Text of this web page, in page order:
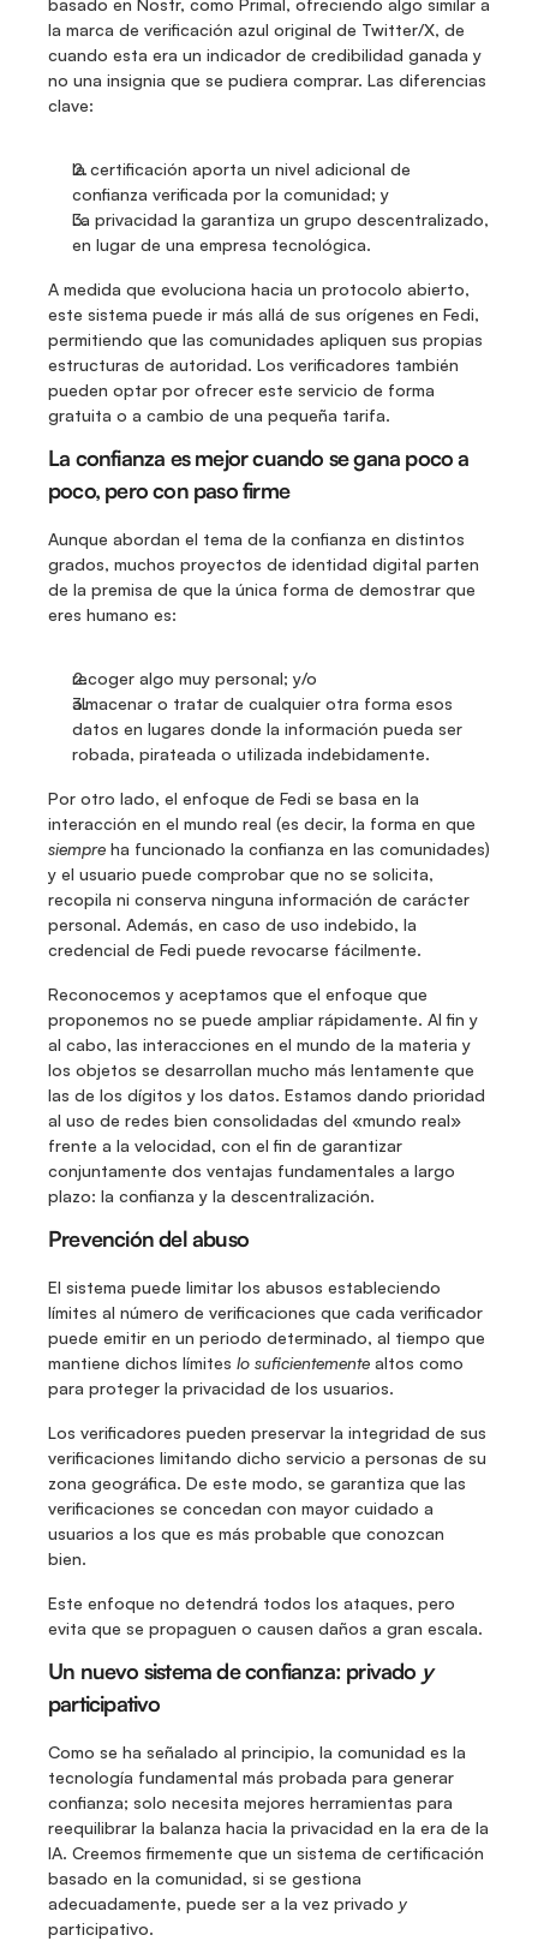
basado en Nostr, como Primal, ofreciendo algo similar a
la marca de verificación azul original de Twitter/X, de
cuando esta era un indicador de credibilidad ganada y
no una insignia que se pudiera comprar. Las diferencias
clave:
la certificación aporta un nivel adicional de
confianza verificada por la comunidad; y
La privacidad la garantiza un grupo descentralizado,
en lugar de una empresa tecnológica.
A medida que evoluciona hacia un protocolo abierto,
este sistema puede ir más allá de sus orígenes en Fedi,
permitiendo que las comunidades apliquen sus propias
estructuras de autoridad. Los verificadores también
pueden optar por ofrecer este servicio de forma
gratuita o a cambio de una pequeña tarifa.
La confianza es mejor cuando se gana poco a
poco, pero con paso firme
Aunque abordan el tema de la confianza en distintos
grados, muchos proyectos de identidad digital parten
de la premisa de que la única forma de demostrar que
eres humano es:
recoger algo muy personal; y/o
almacenar o tratar de cualquier otra forma esos
datos en lugares donde la información pueda ser
robada, pirateada o utilizada indebidamente.
Por otro lado, el enfoque de Fedi se basa en la
siempre ha funcionado la confianza en las comunidades)
y el usuario puede comprobar que no se solicita,
recopila ni conserva ninguna información de carácter
personal. Además, en caso de uso indebido, la
credencial de Fedi puede revocarse fácilmente.
Reconocemos y aceptamos que el enfoque que
proponemos no se puede ampliar rápidamente. Al fin y
al cabo, las interacciones en el mundo de la materia y
los objetos se desarrollan mucho más lentamente que
las de los dígitos y los datos. Estamos dando prioridad
al uso de redes bien consolidadas del «mundo real»
frente a la velocidad, con el fin de garantizar
conjuntamente dos ventajas fundamentales a largo
plazo: la confianza y la descentralización.
Prevención del abuso
El sistema puede limitar los abusos estableciendo
límites al número de verificaciones que cada verificador
puede emitir en un periodo determinado, al tiempo que
mantiene dichos límites lo suficientemente altos como
para proteger la privacidad de los usuarios.
Los verificadores pueden preservar la integridad de sus
verificaciones limitando dicho servicio a personas de su
zona geográfica. De este modo, se garantiza que las
verificaciones se concedan con mayor cuidado a
usuarios a los que es más probable que conozcan
bien.
Este enfoque no detendrá todos los ataques, pero
evita que se propaguen o causen daños a gran escala.
Un nuevo sistema de confianza: privado y
participativo
Como se ha señalado al principio, la comunidad es la
tecnología fundamental más probada para generar
confianza; solo necesita mejores herramientas para
reequilibrar la balanza hacia la privacidad en la era de la
IA. Creemos firmemente que un sistema de certificación
basado en la comunidad, si se gestiona
adecuadamente, puede ser a la vez privado y
participativo.